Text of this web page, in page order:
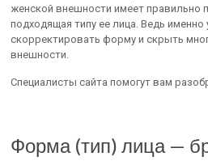
женской внешности имеет правильно
подходящая типу ее лица. Ведь именно
скорректировать форму и скрыть
внешности.
Специалисты сайта помогут вам
Форма (тип) лица —